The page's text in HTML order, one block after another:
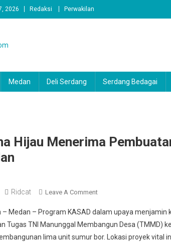
2026 Redaksi Perwakilan
Medan Deli Serdang Serdang Bedagai
Hijau Menerima
Ridcat Leave A CommentOn
Pana
Hijau
Menerima
Medan – Program KASAD dalam upaya
Tugas TNI Manunggal Membangun Desa (TMMD)
lima unit sumur bor. Lokasi proyek vital